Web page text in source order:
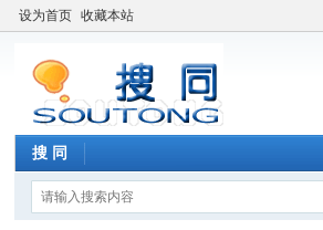
设为首页 收藏本站
搜 同